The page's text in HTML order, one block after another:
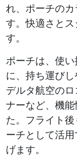
れ、ポーチの
す。快適さと
す。
ポーチは、使
に、持ち運びし
デルタ航空の
ナーなど、機
た。フライト
ーチとして活
げます。